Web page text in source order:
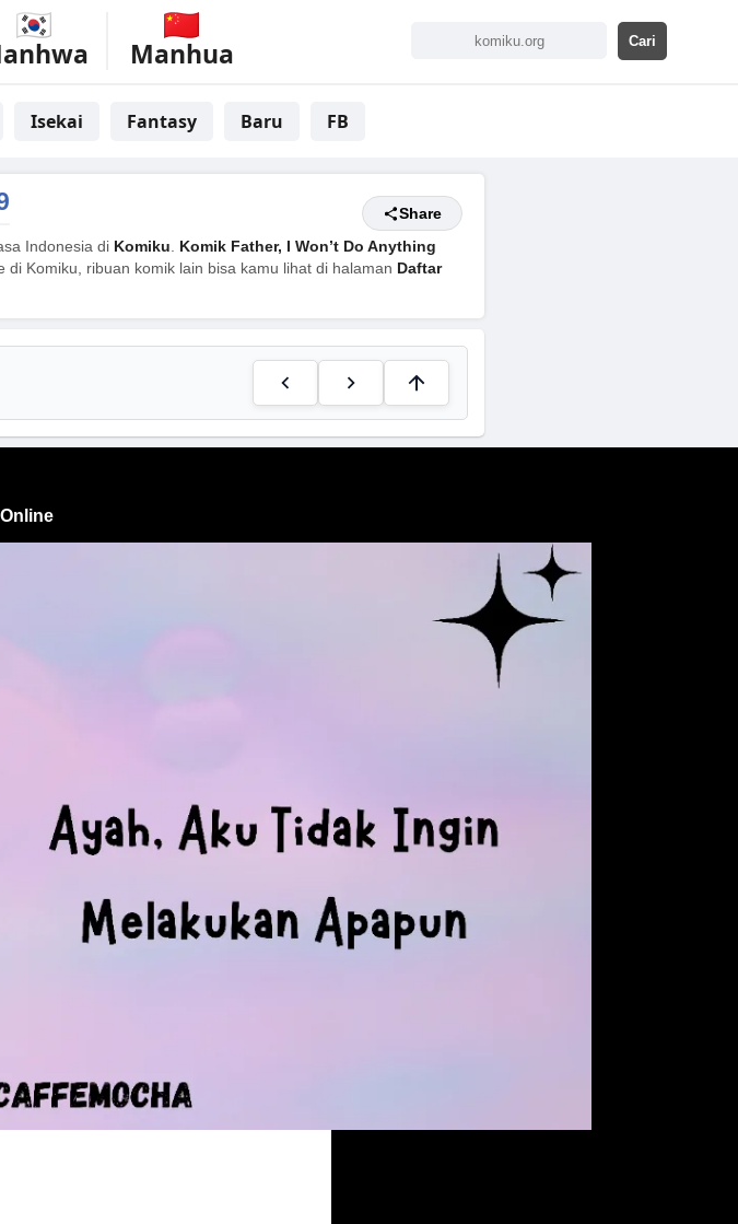
Manhua
Isekai Fantasy Baru FB
Share
Indonesia di Komiku. Komik Father, I Won’t Do Anything
Komiku, ribuan komik lain bisa kamu lihat di halaman Daftar